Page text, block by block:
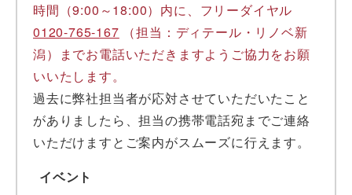
時間（9:00～18:00）内に、フリーダイヤル
0120-765-167 （担当：ディテール・リノベ新
潟）までお電話いただきますようご協力をお願
いいたします。
過去に弊社担当者が応対させていただいたこと
がありましたら、担当の携帯電話宛までご連絡
いただけますとご案内がスムーズに行えます。
イベント